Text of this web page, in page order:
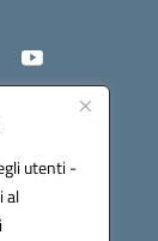
utenti -
al